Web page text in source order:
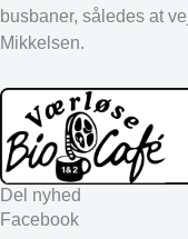
busbaner, således at
Mikkelsen.
Del nyhed
Facebook